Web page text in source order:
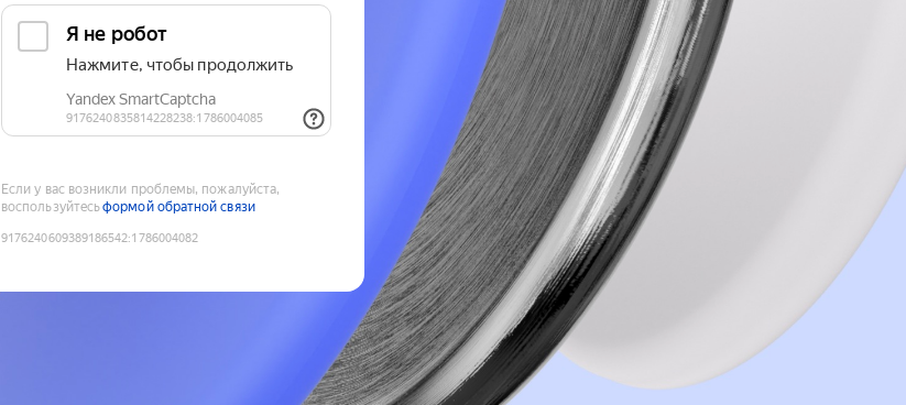
Если у вас возникли проблемы, пожалуйста,
воспользуйтесьформой обратной связи
9176240609389186542:1786004082